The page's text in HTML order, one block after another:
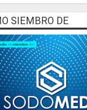
SIEMBRO DE